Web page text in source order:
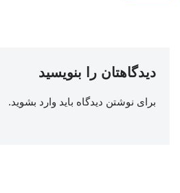
دیدگاهتان را بنویسید
برای نوشتن دیدگاه باید وارد بشوید.